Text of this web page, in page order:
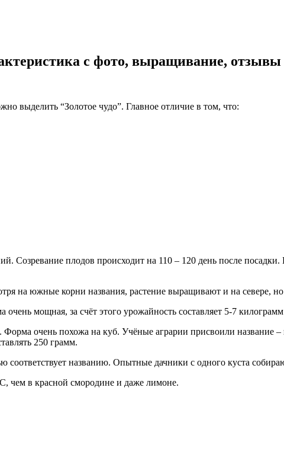
с фото, выращивание, отзывы
выделить “Золотое чудо”. Главное отличие в том, что:
Созревание плодов происходит на 110 – 120 день после
на южные корни названия, растение выращивают и на севере,
очень мощная, за счёт этого урожайность составляет 5-7
очень похожа на куб. Учёные аграрии присвоили название
250 грамм.
соответствует названию. Опытные дачники с одного куста
чем в красной смородине и даже лимоне.